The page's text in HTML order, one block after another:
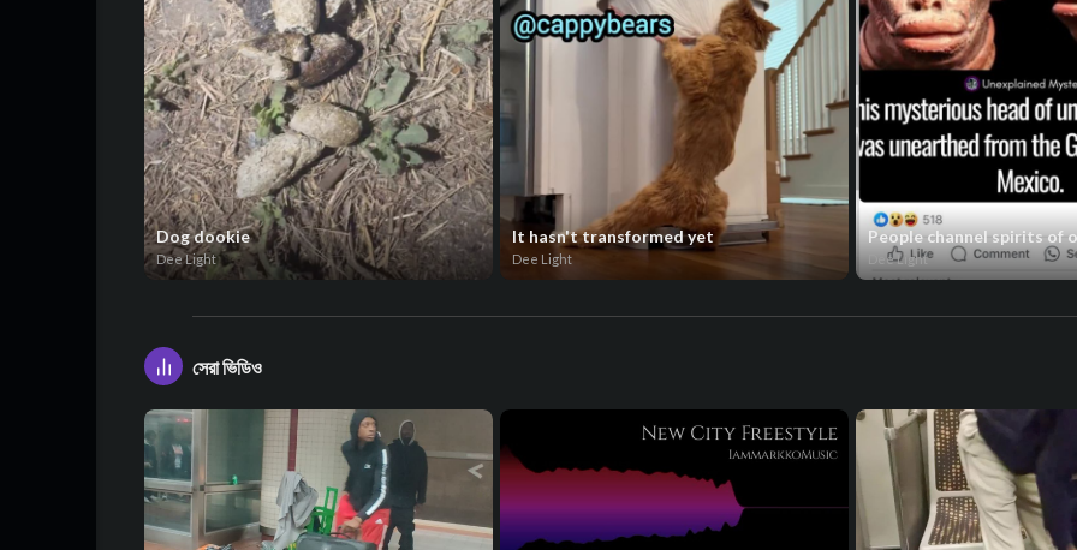
Dog dookie
Dee Light
It hasn't transformed yet
Dee Light
People channel spirits of
Dee Light
সেরা ভিডিও